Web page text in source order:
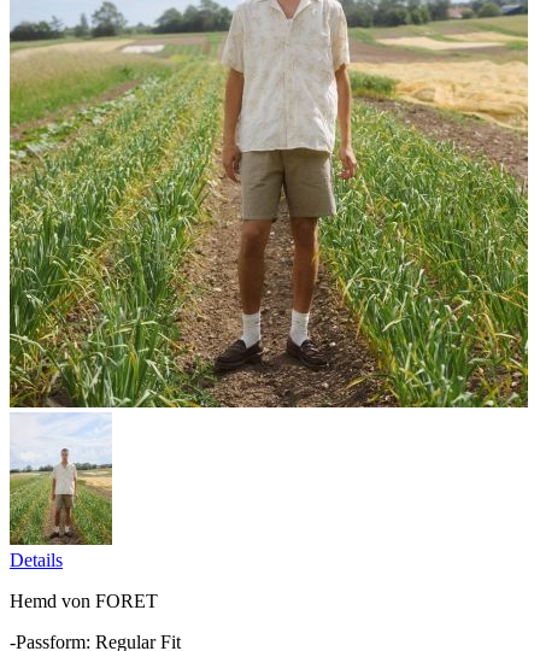
Details
Hemd von FORET
-Passform: Regular Fit